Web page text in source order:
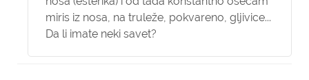
miris iz nosa, na truleže, pokvareno, gljivice...
Da li imate neki savet?